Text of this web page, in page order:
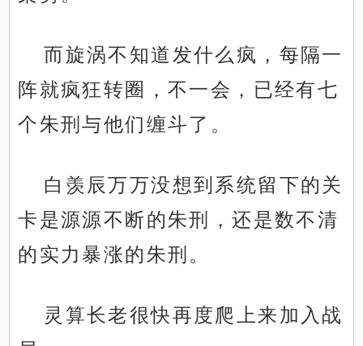
而旋涡不知道发什么疯，每隔一
阵就疯狂转圈，不一会，已经有七
个朱刑与他们缠斗了。
白羡辰万万没想到系统留下的关
卡是源源不断的朱刑，还是数不清
的实力暴涨的朱刑。
灵算长老很快再度爬上来加入战